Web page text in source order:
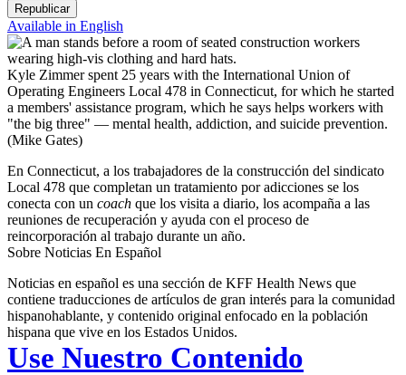
Republicar
Available in English
Kyle Zimmer spent 25 years with the International Union of
Operating Engineers Local 478 in Connecticut, for which he started
a members' assistance program, which he says helps workers with
"the big three" — mental health, addiction, and suicide prevention.
(Mike Gates)
En Connecticut, a los trabajadores de la construcción del sindicato
Local 478 que completan un tratamiento por adicciones se los
conecta con un coach que los visita a diario, los acompaña a las
reuniones de recuperación y ayuda con el proceso de
reincorporación al trabajo durante un año.
Sobre Noticias En Español
Noticias en español es una sección de KFF Health News que
contiene traducciones de artículos de gran interés para la comunidad
hispanohablante, y contenido original enfocado en la población
hispana que vive en los Estados Unidos.
Use Nuestro Contenido